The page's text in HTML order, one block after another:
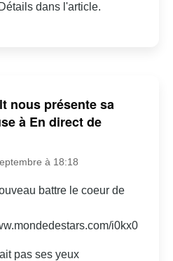
dans l'article.
nous présente sa
à En direct de
à 18:18
battre le coeur de
i0kx0
pas ses yeux